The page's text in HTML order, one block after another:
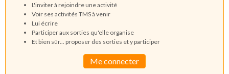
L'inviter à rejoindre une activité
Voir ses activités TMS à venir
Lui écrire
Participer aux sorties qu'elle organise
Et bien sûr... proposer des sorties et y participer
Me connecter